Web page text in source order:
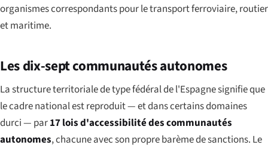
organismes correspondants pour le transport ferroviaire, routier
et maritime.
Les dix-sept communautés autonomes
La structure territoriale de type fédéral de l'Espagne signifie que
le cadre national est reproduit — et dans certains domaines
durci — par17 lois d'accessibilité des communautés
autonomes, chacune avec son propre barème de sanctions. Le